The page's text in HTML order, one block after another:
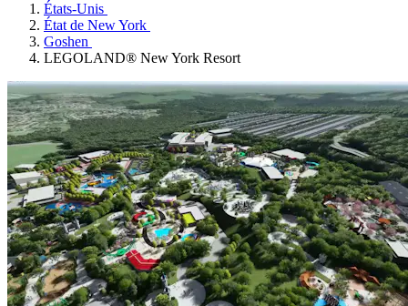
États-Unis
État de New York
Goshen
LEGOLAND® New York Resort